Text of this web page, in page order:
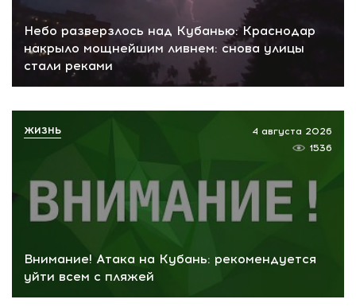
Небо разверзлось над Кубанью: Краснодар
накрыло мощнейшим ливнем: снова улицы
стали реками
Внимание! Атака на Кубань: рекомендуется
уйти всем с пляжей
4 августа 2026
1536
ЖИЗНЬ